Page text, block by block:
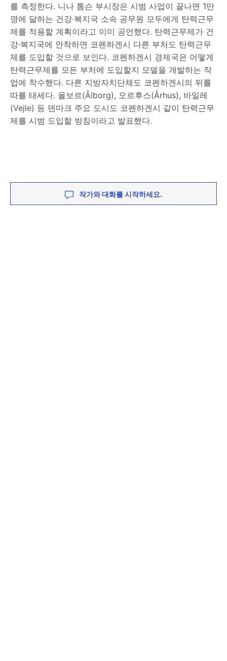
를 측정한다. 니나 톰슨 부시장은 시범 사업이 끝나면 1만
명에 달하는 건강∙복지국 소속 공무원 모두에게 탄력근무
제를 적용할 계획이라고 이미 공언했다. 탄력근무제가 건
강∙복지국에 안착하면 코펜하겐시 다른 부처도 탄력근무
제를 도입할 것으로 보인다. 코펜하겐시 경제국은 어떻게
탄력근무제를 모든 부처에 도입할지 모델을 개발하는 작
업에 착수했다. 다른 지방자치단체도 코펜하겐시의 뒤를
따를 태세다. 올보르(Ålborg), 오르후스(Århus), 바일레
(Vejle) 등 덴마크 주요 도시도 코펜하겐시 같이 탄력근무
제를 시범 도입할 방침이라고 발표했다.
작가와 대화를 시작하세요.